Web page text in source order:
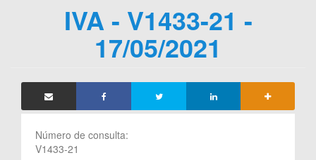
IVA - V1433-21 -
17/05/2021
Número de consulta:
V1433-21